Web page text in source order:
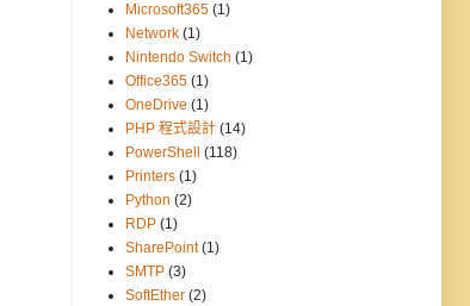
Microsoft365 (1)
Network (1)
Nintendo Switch (1)
Office365 (1)
OneDrive (1)
PHP 程式設計 (14)
PowerShell
(118)
Printers (1)
Python (2)
RDP (1)
SharePoint (1)
SMTP (3)
SoftEther (2)